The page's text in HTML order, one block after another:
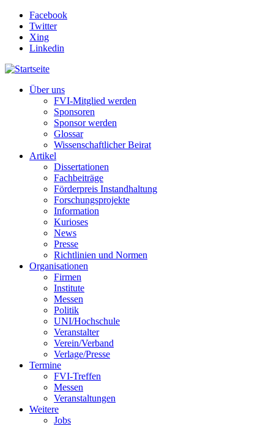
Direkt zum Inhalt
Facebook
Twitter
Xing
Linkedin
Über uns
FVI-Mitglied werden
Sponsoren
Sponsor werden
Glossar
Wissenschaftlicher Beirat
Artikel
Dissertationen
Fachbeiträge
Förderpreis Instandhaltung
Forschungsprojekte
Information
Kurioses
News
Presse
Richtlinien und Normen
Organisationen
Firmen
Institute
Messen
Politik
UNI/Hochschule
Veranstalter
Verein/Verband
Verlage/Presse
Termine
FVI-Treffen
Messen
Veranstaltungen
Weitere
Jobs